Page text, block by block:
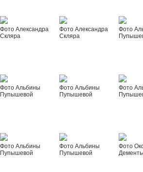
Фото Александра
Скляра
Фото Александра
Скляра
Фото
Фото Альбины
Пупышевой
Фото Альбины
Пупышевой
Фото
Фото Альбины
Пупышевой
Фото Альбины
Пупышевой
Фото